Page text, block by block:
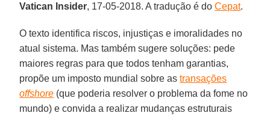
Vatican Insider, 17-05-2018. A tradução é doCepat.
O texto identifica riscos, injustiças e imoralidades no
atual sistema. Mas também sugere soluções: pede
maiores regras para que todos tenham garantias,
propõe um imposto mundial sobre astransações
offshore (que poderia resolver o problema da fome no
mundo) e convida a realizar mudanças estruturais